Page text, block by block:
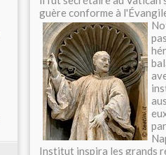
guère conforme à
Institut inspira les grands